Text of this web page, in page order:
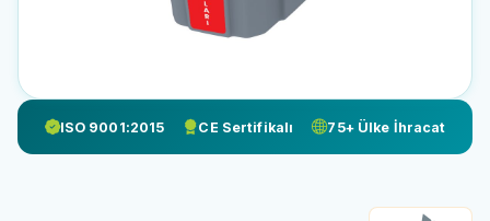
ISO 9001:2015 CE Sertifikalı 75+ Ülke İhracat